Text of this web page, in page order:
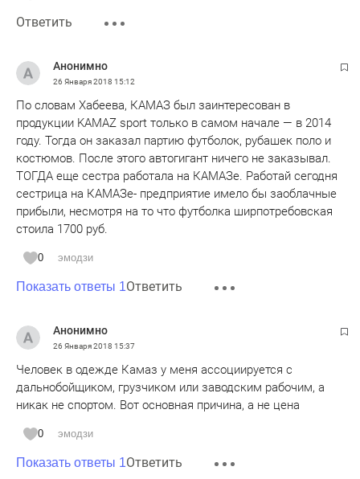
Ответить
Анонимно
26 Января 2018 15:12
По словам Хабеева, КАМАЗ был заинтересован в
продукции KAMAZ sport только в самом начале — в 2014
году. Тогда он заказал партию футболок, рубашек поло и
костюмов. После этого автогигант ничего не заказывал.
ТОГДА еще сестра работала на КАМАЗе. Работай сегодня
сестрица на КАМАЗе- предприятие имело бы заоблачные
прибыли, несмотря на то что футболка ширпотребовская
стоила 1700 руб.
0 эмодзи
Показать ответы 1Ответить
Анонимно
26 Января 2018 15:37
Человек в одежде Камаз у меня ассоциируется с
дальнобойщиком, грузчиком или заводским рабочим, а
никак не спортом. Вот основная причина, а не цена
0 эмодзи
Показать ответы 1Ответить